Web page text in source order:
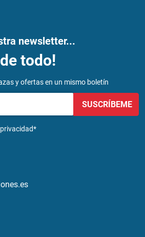
newsletter...
todo!
y ofertas en un mismo boletín
SUSCRÍBEME